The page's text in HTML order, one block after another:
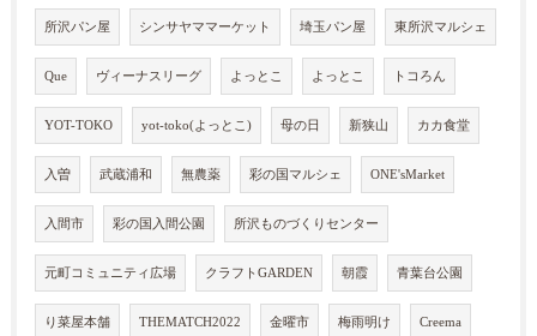
所沢パン屋 シンサヤママーケット 埼玉パン屋 東所沢マルシェ
Que ヴィーナスリーグ よっとこ よっとこ トコろん
YOT-TOKO yot-toko(よっとこ) 母の日 新狭山 カカ食堂
入曽 武蔵浦和 無農薬 彩の国マルシェ ONE'sMarket
入間市 彩の国入間公園 所沢ものづくりセンター
元町コミュニティ広場 クラフトGARDEN 朝霞 青葉台公園
り菜屋本舗 THEMATCH2022 金曜市 梅雨明け Creema